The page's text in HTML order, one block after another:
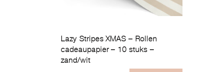
Lazy Stripes XMAS – Rollen
cadeaupapier – 10 stuks –
zand/wit